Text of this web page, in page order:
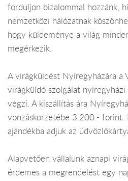
forduljon bizalommal hozzánk,
nemzetközi hálózatnak
hogy küldeménye a világ
megérkezik.
A virágküldést Nyíregyházára a
virágküldő szolgálat nyíregyházi
végzi. A kiszállítás ára
vonzáskörzetébe 3.200.- forint.
ajándékba adjuk az
Alapvetően vállalunk aznapi
érdemes a megrendelést egy